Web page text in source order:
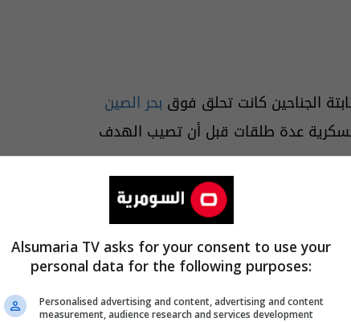
الجناحين كانت تحلق فوق بحر الصين
عدة طلقات قبل أن تصيب الهدف
النهاية انتهى بها الأمر في الماء".
لمعالجة واحدة من أبرز مشكلات الحروب
باستخدام صواريخ قد تزيد تكلفة
Alsumaria TV asks for your consent to use your
personal data for the following purposes:
Personalised advertising and content, advertising and content
measurement, audience research and services development